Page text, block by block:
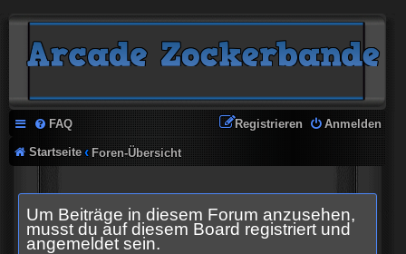
FAQ Anmelden
Registrieren
Startseite Foren-Übersicht
Um Beiträge in diesem Forum anzusehen,
musst du auf diesem Board registriert und
angemeldet sein.